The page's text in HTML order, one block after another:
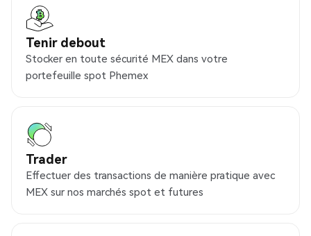
Tenir debout
Stocker en toute sécurité MEX dans votre
portefeuille spot Phemex
Trader
Effectuer des transactions de manière pratique avec
MEX sur nos marchés spot et futures